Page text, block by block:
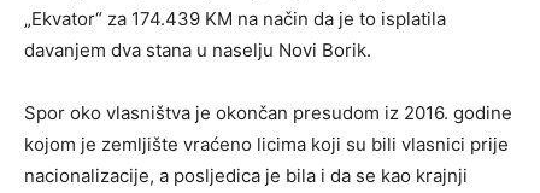
„Ekvator“ za 174.439 KM na način da je to isplatila
davanjem dva stana u naselju Novi Borik.
Spor oko vlasništva je okončan presudom iz 2016. godine
kojom je zemljište vraćeno licima koji su bili vlasnici prije
nacionalizacije, a posljedica je bila i da se kao krajnji